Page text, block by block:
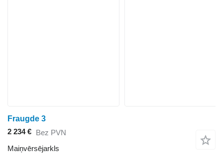
Fraugde 3
2 234 € Bez PVN
Maiņvērsējarkls